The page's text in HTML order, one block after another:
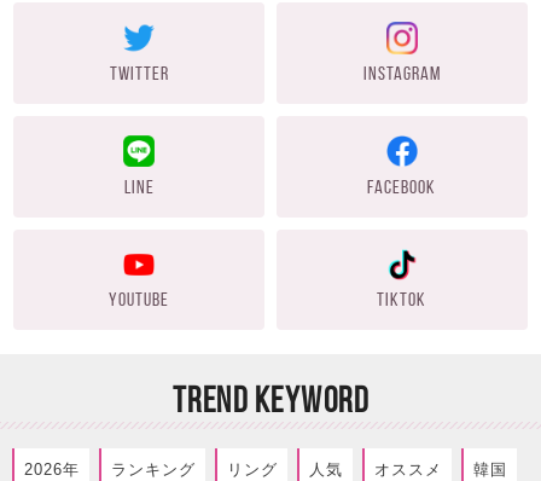
TWITTER INSTAGRAM
LINE FACEBOOK
YOUTUBE TIKTOK
TREND KEYWORD
2026年 ランキング リング 人気 オススメ 韓国